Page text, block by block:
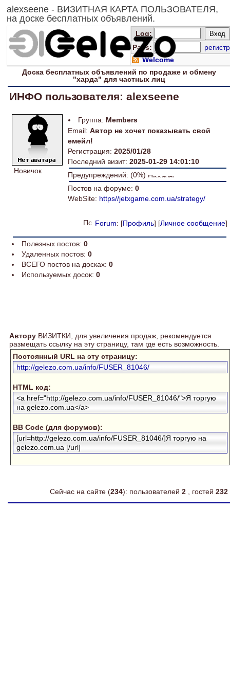
alexseene - ВИЗИТНАЯ КАРТА ПОЛЬЗОВАТЕЛЯ,
на доске бесплатных объявлений.
Log:
Pass:
регистр
Welcome
Доскабесплатных объявлений по продаже и обмену
"харда" длячастных лиц
ИНФО пользователя: alexseene
Новичок
Группа: Members
Email: Автор не хочет показывать свой
емейл!
Регистрация: 2025/01/28
Последний визит: 2025-01-29 14:01:10
Предупреждений: (0%)
Постов на форуме: 0
WebSite: https//jetxgame.com.ua/strategy/
Forum: [Профиль] [Личное сообщение]
Полезных постов: 0
Удаленных постов: 0
ВСЕГО постов на досках: 0
Используемых досок: 0
Автору ВИЗИТКИ, для увеличения продаж, рекомендуется
размещать ссылку на эту страницу, там где есть возможность.
Постоянный URL на эту страницу:
http://gelezo.com.ua/info/FUSER_81046/
HTML код:
<a href="http://gelezo.com.ua/info/FUSER_81046/">Я торгую
на gelezo.com.ua</a>
BB Code (для форумов):
[url=http://gelezo.com.ua/info/FUSER_81046/]Я торгую на
gelezo.com.ua [/url]
Сейчас на сайте (234): пользователей 2 , гостей 232